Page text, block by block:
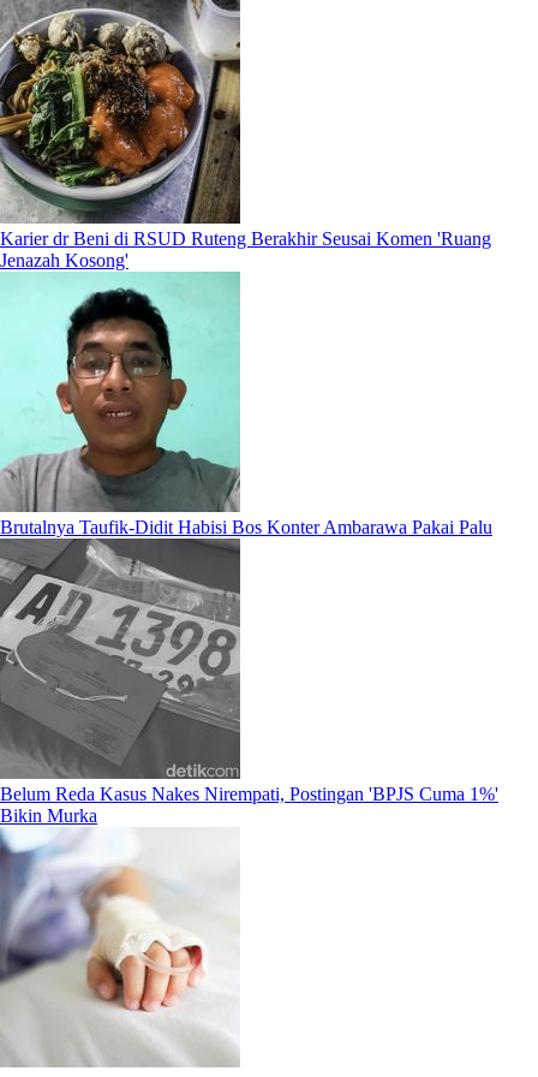
Karier dr Beni di RSUD Ruteng Berakhir Seusai Komen 'Ruang
Jenazah Kosong'
Brutalnya Taufik-Didit Habisi Bos Konter Ambarawa Pakai Palu
Belum Reda Kasus Nakes Nirempati, Postingan 'BPJS Cuma 1%'
Bikin Murka